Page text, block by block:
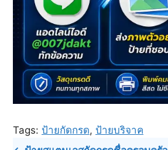
Tags: ป้ายกัดกรด, ป้ายบริจาค